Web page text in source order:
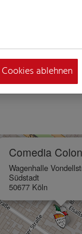
Comedia
Wagenhalle
Südstadt
50677 Köln
ablehnen